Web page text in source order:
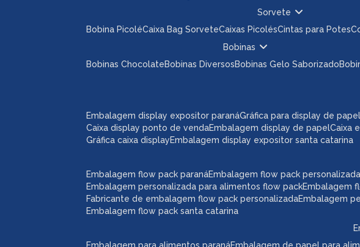
Sorvete
Bobina Picolé
Caixa Bag Sorvete Caixas Picolés Cintas para Potes
Bobinas
Bobinas Chocolate
Bobinas Diversos Bobinas Gelo Saborizado
gráfica para display de papel
embalagem display de papel
caixa
caixa display ponto de venda
gráfica caixa display embalagem display expositor santa catarina
embalagem display expositor paraná
embalagem flow pack
embalagem
embalagem
fabricante de embalagem flow pack personalizada
embalagem personalizada para alimentos flow pack
embalagem flow pack santa catarina
embalagem flow pack paraná